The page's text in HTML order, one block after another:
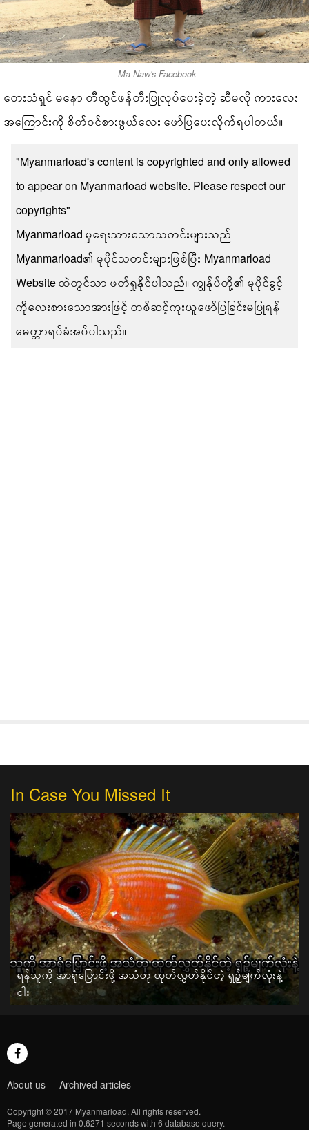
Ma Naw's Facebook
တေးသံရှင် မနော တီထွင်ဖန်တီးပြုလုပ်ပေးခဲ့တဲ့ ဆီမလို ကားလေး
အကြောင်းကို စိတ်ဝင်စားဖွယ်လေး ဖော်ပြပေးလိုက်ရပါတယ်။
"Myanmarload's content is copyrighted and only allowed
to appear on Myanmarload website. Please respect our
copyrights"
Myanmarload မှရေးသားသောသတင်းများသည်
Myanmarload၏ မူပိုင်သတင်းများဖြစ်ပြီး Myanmarload
Website ထဲတွင်သာ ဖတ်ရှုနိုင်ပါသည်။ ကျွန်ုပ်တို့၏ မူပိုင်ခွင့်
ကိုလေးစားသောအားဖြင့် တစ်ဆင့်ကူးယူဖော်ပြခြင်းမပြုရန်
မေတ္တာရပ်ခံအပ်ပါသည်။
In Case You Missed It
ရန်သူကို အာရုံပြောင်းဖို့ အသံတု ထုတ်လွှတ်နိုင်တဲ့ ရှဉ့်မျက်လုံးနဲ့
ငါး
About us Archived articles
Copyright © 2017 Myanmarload. All rights reserved.
Page generated in 0.6271 seconds with 6 database query.